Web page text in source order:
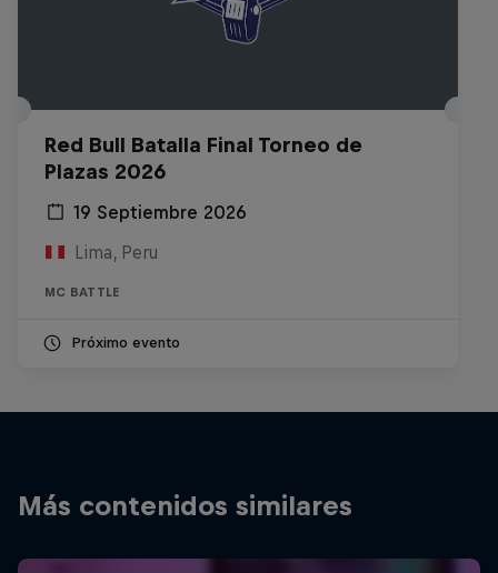
Red Bull Batalla Final Torneo de
Plazas 2026
19 Septiembre 2026
Lima, Peru
MC BATTLE
Próximo evento
Más contenidos similares